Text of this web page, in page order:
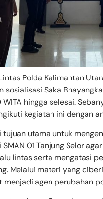
Polda Kalimantan
Saka
hingga selesai.
kegiatan ini dengan
tujuan utama untuk
01 Tanjung Selor
lintas serta mengatasi
Melalui materi yang
agen perubahan